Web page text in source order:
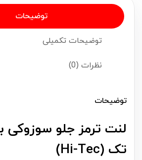
توضیحات
توضیحات تکمیلی
نظرات (0)
توضیحات
لنت ترمز جلو سوزوکی
تک (Hi-Tec)